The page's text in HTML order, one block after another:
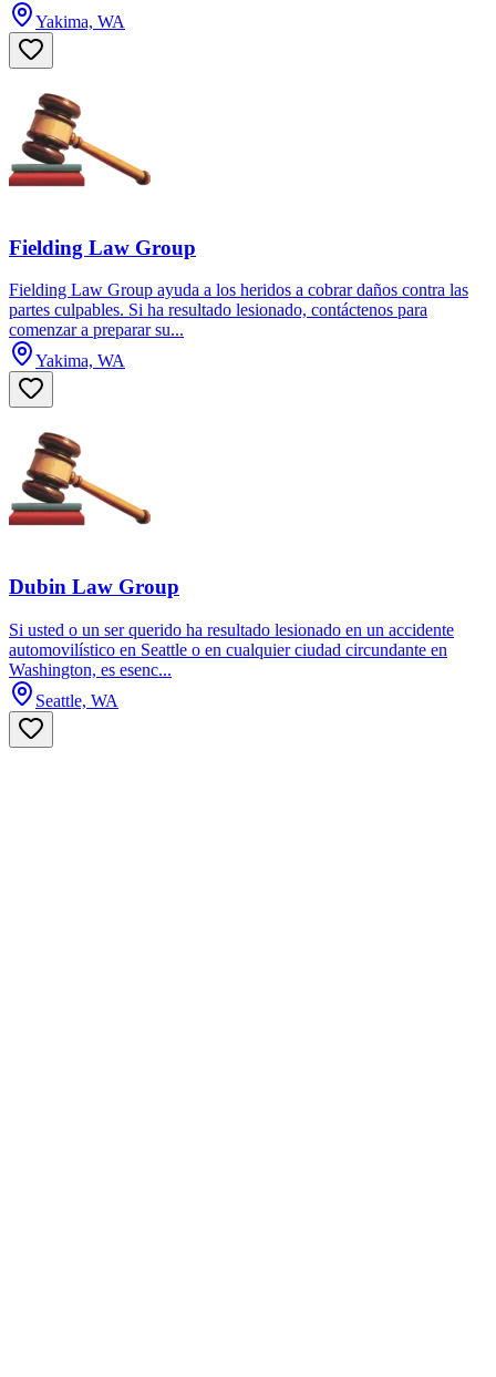
Yakima, WA
Fielding Law Group
Fielding Law Group ayuda a los heridos a cobrar daños contra las
partes culpables. Si ha resultado lesionado, contáctenos para
comenzar a preparar su...
Yakima, WA
Dubin Law Group
Si usted o un ser querido ha resultado lesionado en un accidente
automovilístico en Seattle o en cualquier ciudad circundante en
Washington, es esenc...
Seattle, WA